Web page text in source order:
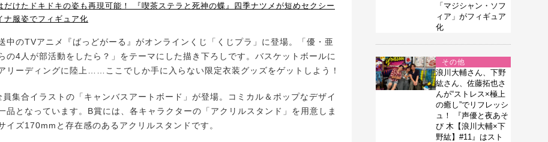
だけたドキドキの姿も再現可能！ 『喫茶ステラと死神の蝶』四季ナツメが短めセクシー
ナ服姿でフィギュア化
中のTVアニメ『ばっどがーる』がオンラインくじ「くじプラ」に登場。「優・亜
の4人が部活動をしたら？」をテーマにした描き下ろしです。バスケットボールに
リーディングに陸上……ここでしか手に入らない限定衣装グッズをゲットしよう！
集合イラストの「キャンバスアートボード」が登場。コミカル＆ポップなデザイ
品となっています。B賞には、各キャラクターの「アクリルスタンド」を用意しま
イズ170mmと存在感のあるアクリルスタンドです。
「マジシャン・ソフ
ィア」がフィギュア
化
その他
浪川大輔さん、下野
紘さん、佐藤拓也さ
んが“ストレス×極上
の癒し”でリフレッシ
ュ！ 『声優と夜あそ
び 木【浪川大輔×下
野紘】#11』はスト